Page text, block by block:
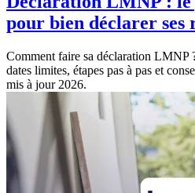
pour bien déclarer ses
Comment faire sa déclaration LMNP
dates limites, étapes pas à pas et
mis à jour 2026.